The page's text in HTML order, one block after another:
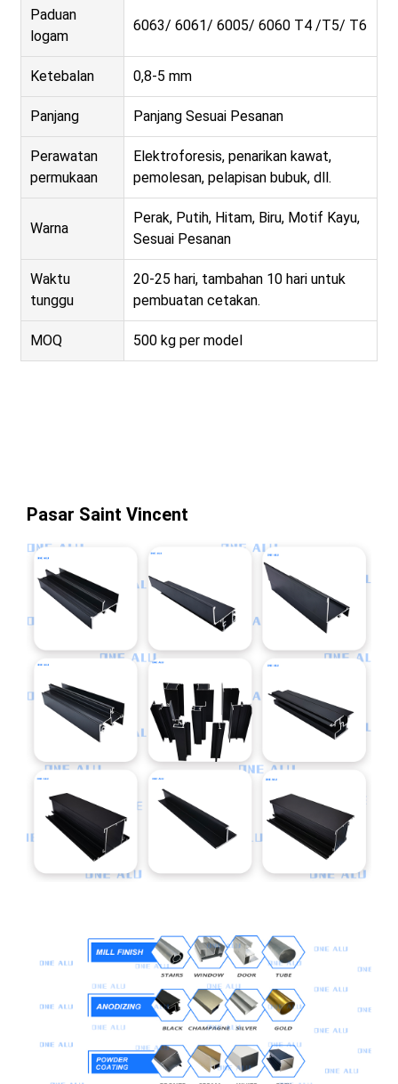
Paduan
logam
6063/ 6061/ 6005/ 6060 T4 /T5/ T6
Ketebalan 0,8-5 mm
Panjang Panjang Sesuai Pesanan
Perawatan
permukaan
Elektroforesis, penarikan kawat,
pemolesan, pelapisan bubuk, dll.
Warna
Perak, Putih, Hitam, Biru, Motif Kayu,
Sesuai Pesanan
Waktu
tunggu
20-25 hari, tambahan 10 hari untuk
pembuatan cetakan.
MOQ 500 kg per model
Pasar Saint Vincent